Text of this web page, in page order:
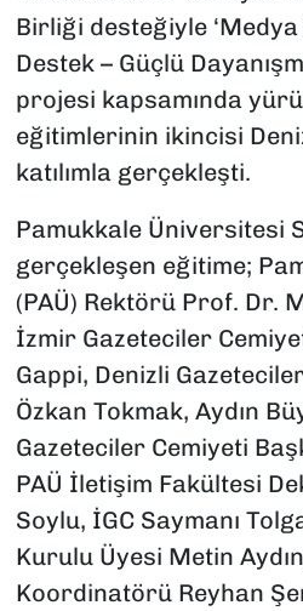
Birliği desteğiyle
Destek – Güçlü
projesi kapsamında
eğitimlerinin ikincisi
katılımla gerçekleşti.
Pamukkale Üniversitesi
gerçekleşen eğitime;
(PAÜ) Rektörü Prof. Dr.
İzmir Gazeteciler
Gappi, Denizli
Özkan Tokmak, Aydın
Gazeteciler Cemiyeti
PAÜ İletişim Fakültesi
Soylu, İGC Saymanı
Kurulu Üyesi Metin
Koordinatörü Reyhan